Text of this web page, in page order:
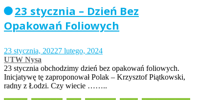
23 stycznia – Dzień Bez
Opakowań Foliowych
23 stycznia, 20227 lutego, 2024
UTW Nysa
23 stycznia obchodzimy dzień bez opakowań foliowych.
Inicjatywę tę zaproponował Polak – Krzysztof Piątkowski,
radny z Łodzi. Czy wiecie ……..